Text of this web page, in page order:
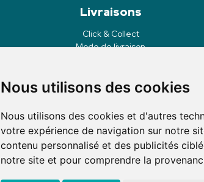
Nous utilisons des cookies
Nous utilisons des cookies et d'autres
votre expérience de navigation sur notre
contenu personnalisé et des publicités
notre site et pour comprendre la
Livraisons
Click & Collect
Mode de livraison